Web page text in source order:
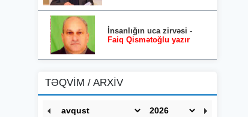
İnsanlığın uca zirvəsi -
Faiq Qismətoğlu yazır
TƏQVİM / ARXİV